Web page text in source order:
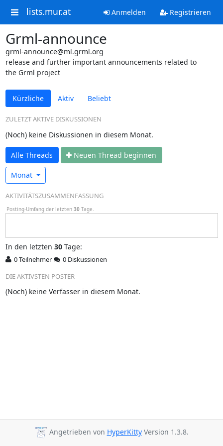
lists.mur.at Anmelden Registrieren
Grml-announce
grml-announce@ml.grml.org
release and further important announcements related to
the Grml project
Kürzliche Aktiv Beliebt
ZULETZT AKTIVE DISKUSSIONEN
(Noch) keine Diskussionen in diesem Monat.
Alle Threads Neuen Thread beginnen
Monat
AKTIVITÄTSZUSAMMENFASSUNG
Posting-Umfang der letzten 30 Tage.
In den letzten 30Tage:
0 Teilnehmer
0 Diskussionen
DIE AKTIVSTEN POSTER
(Noch) keine Verfasser in diesem Monat.
Angetrieben von HyperKittyVersion 1.3.8.